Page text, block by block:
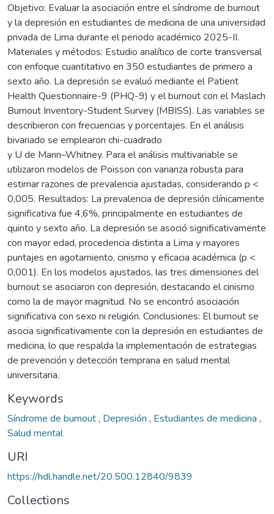
Objetivo: Evaluar la asociación entre el síndrome de burnout
y la depresión en estudiantes de medicina de una universidad
privada de Lima durante el periodo académico 2025-II.
Materiales y métodos: Estudio analítico de corte transversal
con enfoque cuantitativo en 350 estudiantes de primero a
sexto año. La depresión se evaluó mediante el Patient
Health Questionnaire-9 (PHQ-9) y el burnout con el Maslach
Burnout Inventory-Student Survey (MBISS). Las variables se
describieron con frecuencias y porcentajes. En el análisis
bivariado se emplearon chi-cuadrado
y U de Mann–Whitney. Para el análisis multivariable se
utilizaron modelos de Poisson con varianza robusta para
estimar razones de prevalencia ajustadas, considerando p <
0,005. Resultados: La prevalencia de depresión clínicamente
significativa fue 4,6%, principalmente en estudiantes de
quinto y sexto año. La depresión se asoció significativamente
con mayor edad, procedencia distinta a Lima y mayores
puntajes en agotamiento, cinismo y eficacia académica (p <
0,001). En los modelos ajustados, las tres dimensiones del
burnout se asociaron con depresión, destacando el cinismo
como la de mayor magnitud. No se encontró asociación
significativa con sexo ni religión. Conclusiones: El burnout se
asocia significativamente con la depresión en estudiantes de
medicina, lo que respalda la implementación de estrategias
de prevención y detección temprana en salud mental
universitaria.
Keywords
Síndrome de burnout, Depresión , Estudiantes de medicina ,
Salud mental
URI
https://hdl.handle.net/20.500.12840/9839
Collections